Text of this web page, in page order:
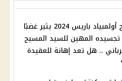
حفل افتتاح أولمبياد باريس 2024 يثير غضبًا
تجسيده المهين للسيد المسيح
.. هل تعد إهانة للعقيدة